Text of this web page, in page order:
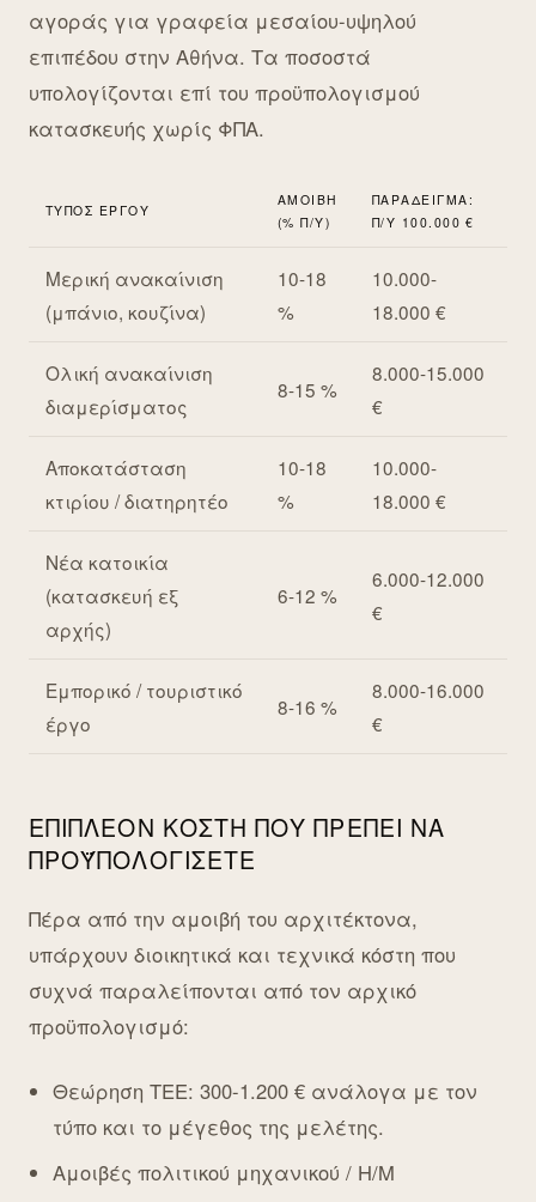
αγοράς για γραφεία μεσαίου-υψηλού
επιπέδου στην Αθήνα. Τα ποσοστά
υπολογίζονται επί του προϋπολογισμού
κατασκευής χωρίς ΦΠΑ.
ΤΎΠΟΣ ΈΡΓΟΥ
ΑΜΟΙΒΉ
(% Π/Υ)
ΠΑΡΆΔΕΙΓΜΑ:
Π/Υ 100.000 €
Μερική ανακαίνιση
(μπάνιο, κουζίνα)
10-18
%
10.000-
18.000 €
Ολική ανακαίνιση
διαμερίσματος
8-15 %
8.000-15.000
€
Αποκατάσταση
κτιρίου / διατηρητέο
10-18
%
10.000-
18.000 €
Νέα κατοικία
(κατασκευή εξ
αρχής)
6-12 %
6.000-12.000
€
Εμπορικό / τουριστικό
έργο
8-16 %
8.000-16.000
€
ΕΠΙΠΛΈΟΝ ΚΌΣΤΗ ΠΟΥ ΠΡΈΠΕΙ ΝΑ
ΠΡΟΫΠΟΛΟΓΊΣΕΤΕ
Πέρα από την αμοιβή του αρχιτέκτονα,
υπάρχουν διοικητικά και τεχνικά κόστη που
συχνά παραλείπονται από τον αρχικό
προϋπολογισμό:
Θεώρηση ΤΕΕ: 300-1.200 € ανάλογα με τον
τύπο και το μέγεθος της μελέτης.
Αμοιβές πολιτικού μηχανικού / Η/Μ